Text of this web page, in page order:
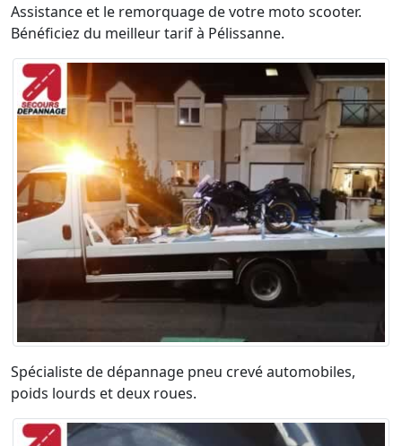
Assistance et le remorquage de votre moto scooter.
Bénéficiez du meilleur tarif à Pélissanne.
Spécialiste de dépannage pneu crevé automobiles,
poids lourds et deux roues.